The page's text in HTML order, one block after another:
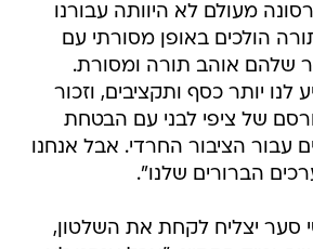
מעולם לא היוותה עבורנו
הולכים באופן מסורתי עם
שלהם אוהב תורה ומסורת.
יותר כסף ותקציבים, וזכור
של ציפי לבני עם הבטחת
עבור הציבור החרדי. אבל אנחנו
הברורים שלנו".
סער יצליח לקחת את השלטון,